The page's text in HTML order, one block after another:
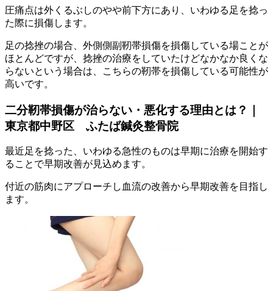
圧痛点は外くるぶしのやや前下方にあり、いわゆる足を捻っ
た際に損傷します。
足の捻挫の場合、外側側副靭帯損傷を損傷している場ことが
ほとんどですが、捻挫の治療をしていたけどなかなか良くな
らないという場合は、こちらの靭帯を損傷している可能性が
高いです。
二分靭帯損傷が治らない・悪化する理由とは？｜
東京都中野区 ふたば鍼灸整骨院
最近足を捻った、いわゆる急性のものは早期に治療を開始す
ることで早期改善が見込めます。
付近の筋肉にアプローチし血流の改善から早期改善を目指し
ます。